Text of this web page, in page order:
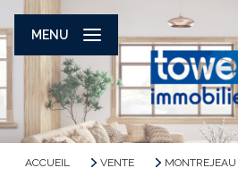
MENU
ACCUEIL VENTE MONTREJEAU